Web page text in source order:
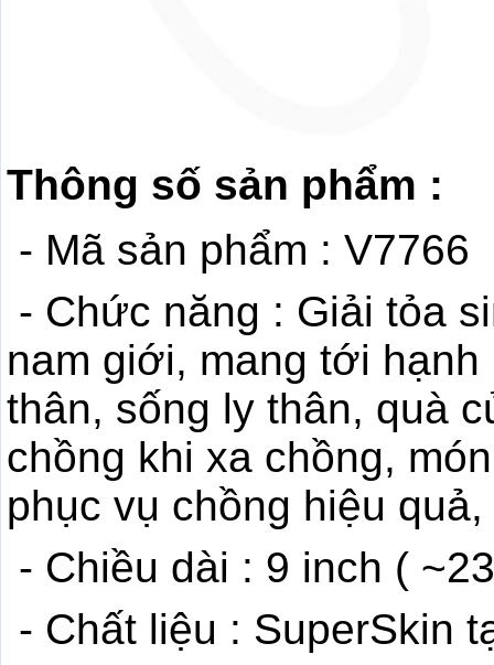
Thông số sản phẩm :
- Mã sản phẩm : V7766
- Chức năng : Giải tỏa
nam giới, mang tới
thân, sống ly thân, quà
chồng khi xa chồng,
phục vụ chồng hiệu
- Chiều dài : 9 inch (
- Chất liệu : SuperSkin